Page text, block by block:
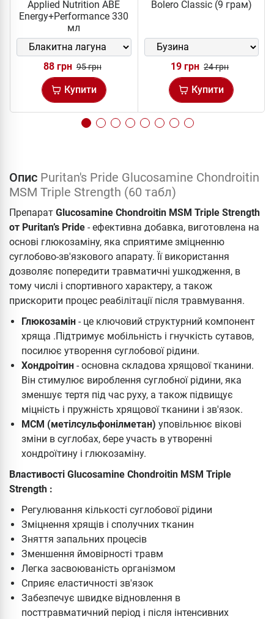
Applied Nutrition ABE
Energy+Performance 330
мл
88 грн 95 грн
Купити
Bolero Classic (9 грам)
19 грн 24 грн
Купити
Опис Puritan's Pride Glucosamine Chondroitin
MSM Triple Strength (60 табл)
Препарат Glucosamine Chondroitin MSM Triple Strength
от Puritan’s Pridе - ефективна добавка, виготовлена ​​на
основі глюкозаміну, яка сприятиме зміцненню
суглобово-зв'язкового апарату. Її використання
дозволяє попередити травматичні ушкодження, в
тому числі і спортивного характеру, а також
прискорити процес реабілітації після травмування.
Глюкозамін - це ключовий структурний компонент
хряща .Підтримує мобільність і гнучкість сутавов,
посилює утворення суглобової рідини.
Хондроітин - основна складова хрящової тканини.
Він стимулює вироблення суглобної рідини, яка
зменшує тертя під час руху, а також підвищує
міцність і пружність хрящової тканини і зв'язок.
МСМ (метілсульфонілметан) уповільнює вікові
зміни в суглобах, бере участь в утворенні
хондроїтину і глюкозаміну.
Властивості Glucosamine Chondroitin MSM Triple
Strength :
Регулювання кількості суглобової рідини
Зміцнення хрящів і сполучних тканин
Зняття запальних процесів
Зменшення ймовірності травм
Легка засвоюваність організмом
Сприяє еластичності зв'язок
Забезпечує швидке відновлення в
посттравматичний період і після інтенсивних